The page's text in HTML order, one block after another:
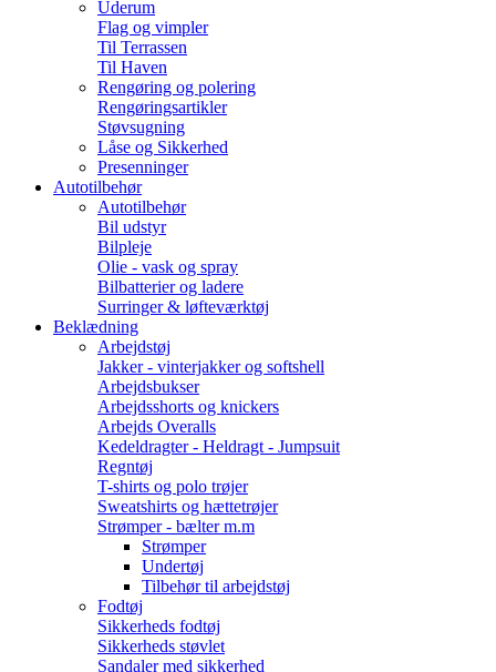
Uderum
Flag og vimpler
Til Terrassen
Til Haven
Rengøring og polering
Rengøringsartikler
Støvsugning
Låse og Sikkerhed
Presenninger
Autotilbehør
Autotilbehør
Bil udstyr
Bilpleje
Olie - vask og spray
Bilbatterier og ladere
Surringer & løfteværktøj
Beklædning
Arbejdstøj
Jakker - vinterjakker og softshell
Arbejdsbukser
Arbejdsshorts og knickers
Arbejds Overalls
Kedeldragter - Heldragt - Jumpsuit
Regntøj
T-shirts og polo trøjer
Sweatshirts og hættetrøjer
Strømper - bælter m.m
Strømper
Undertøj
Tilbehør til arbejdstøj
Fodtøj
Sikkerheds fodtøj
Sikkerheds støvlet
Sandaler med sikkerhed